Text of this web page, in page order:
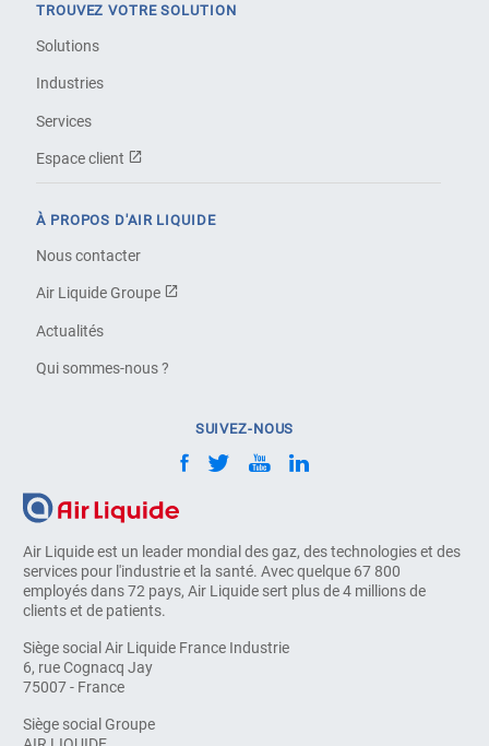
Air Liquide est un leader mondial des gaz, des technologies et des
services pour l'industrie et la santé. Avec quelque 67 800
employés dans 72 pays, Air Liquide sert plus de 4 millions de
clients et de patients.
Siège social Air Liquide France Industrie
6, rue Cognacq Jay
75007 - France
Siège social Groupe
TROUVEZ VOTRE SOLUTION
Solutions
Industries
Services
Espace client
À PROPOS D'AIR LIQUIDE
Nous contacter
Air Liquide Groupe
Actualités
Qui sommes-nous ?
SUIVEZ-NOUS